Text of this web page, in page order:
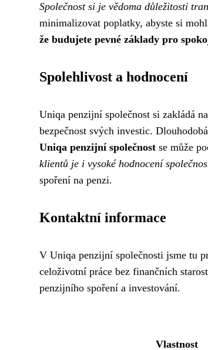
Společnost si je vědoma důležitosti
minimalizovat poplatky, abyste si
že budujete pevné základy pro
Spolehlivost a hodnocení
Uniqa penzijní společnost si zakládá
bezpečnost svých investic.
Uniqa penzijní společnost se může
klientů je i vysoké hodnocení
spoření na penzi.
Kontaktní informace
V Uniqa penzijní společnosti jsme tu
celoživotní práce bez finančních
penzijního spoření a investování.
Vlastnost